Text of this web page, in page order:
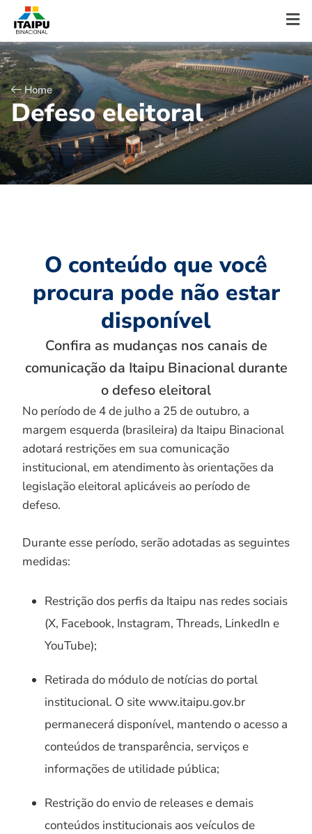
Home
Defeso eleitoral
O conteúdo que você
procura pode não estar
disponível
Confira as mudanças nos canais de
comunicação da Itaipu Binacional durante
o defeso eleitoral
No período de 4 de julho a 25 de outubro, a
margem esquerda (brasileira) da Itaipu Binacional
adotará restrições em sua comunicação
institucional, em atendimento às orientações da
legislação eleitoral aplicáveis ao período de
defeso.
Durante esse período, serão adotadas as seguintes
medidas:
Restrição dos perfis da Itaipu nas redes sociais
(X, Facebook, Instagram, Threads, LinkedIn e
YouTube);
Retirada do módulo de notícias do portal
institucional. O site www.itaipu.gov.br
permanecerá disponível, mantendo o acesso a
conteúdos de transparência, serviços e
informações de utilidade pública;
Restrição do envio de releases e demais
conteúdos institucionais aos veículos de